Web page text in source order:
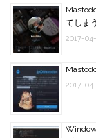
てしま
2017-
2017-